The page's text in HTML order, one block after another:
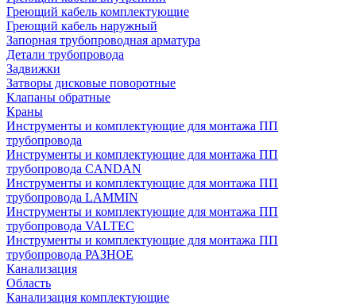
Греющий кабель комплектующие
Греющий кабель наружный
Запорная трубопроводная арматура
Детали трубопровода
Задвижки
Затворы дисковые поворотные
Клапаны обратные
Краны
Инструменты и комплектующие для монтажа ПП
трубопровода
Инструменты и комплектующие для монтажа ПП
трубопровода CANDAN
Инструменты и комплектующие для монтажа ПП
трубопровода LAMMIN
Инструменты и комплектующие для монтажа ПП
трубопровода VALTEC
Инструменты и комплектующие для монтажа ПП
трубопровода РАЗНОЕ
Канализация
Область
Канализация комплектующие